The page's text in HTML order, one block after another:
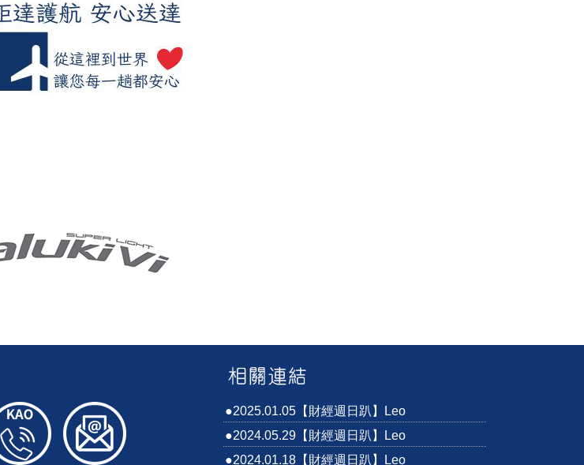
●2025.01.05【財經週日趴】Leo
●2024.05.29【財經週日趴】Leo
●2024.01.18【財經週日趴】Leo